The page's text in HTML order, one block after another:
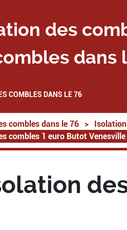
dans
COMBLES DANS LE 76
combles dans le 76 >
combles 1 euro Butot